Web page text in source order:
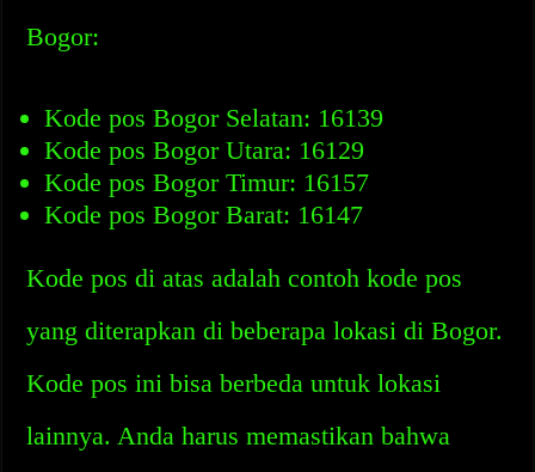
Bogor:
Kode pos Bogor Selatan: 16139
Kode pos Bogor Utara: 16129
Kode pos Bogor Timur: 16157
Kode pos Bogor Barat: 16147
Kode pos di atas adalah contoh kode pos
yang diterapkan di beberapa lokasi di Bogor.
Kode pos ini bisa berbeda untuk lokasi
lainnya. Anda harus memastikan bahwa